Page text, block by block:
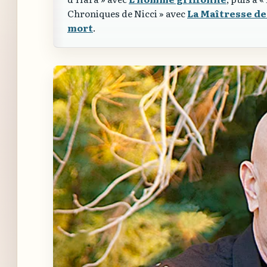
Chroniques de Nicci » avecLa Maîtresse
mort.